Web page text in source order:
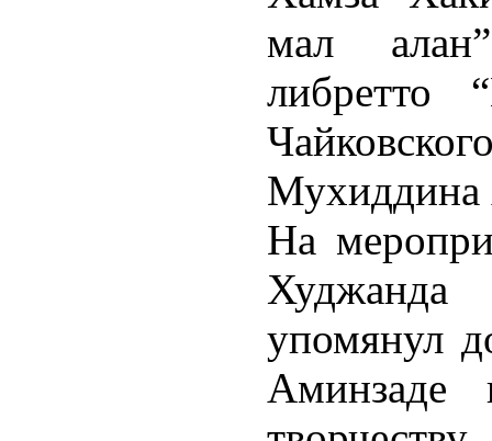
мал
либретто
Мухиддина
На
упомянул